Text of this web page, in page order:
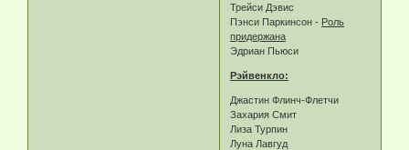
Трейси Дэвис
Пэнси Паркинсон - Роль
придержана
Эдриан Пьюси
Рэйвенкло:
Джастин Флинч-Флетчи
Захария Смит
Лиза Турпин
Луна Лавгуд